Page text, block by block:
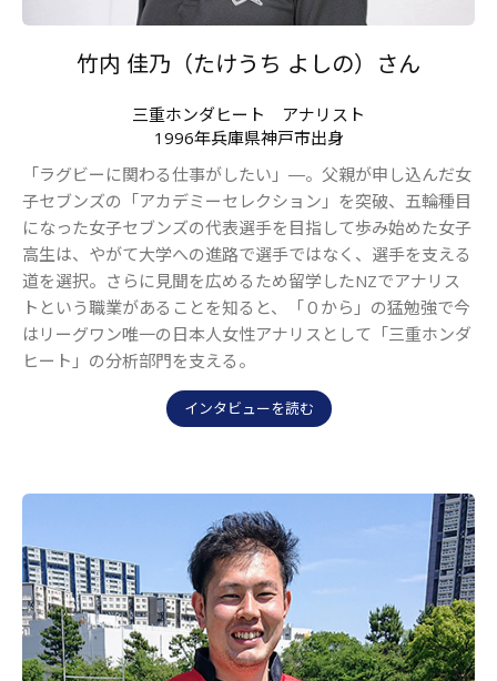
竹内 佳乃（たけうち よしの）さん
三重ホンダヒート アナリスト
1996年兵庫県神戸市出身
「ラグビーに関わる仕事がしたい」―。父親が申し込んだ女
子セブンズの「アカデミーセレクション」を突破、五輪種目
になった女子セブンズの代表選手を目指して歩み始めた女子
高生は、やがて大学への進路で選手ではなく、選手を支える
道を選択。さらに見聞を広めるため留学したNZでアナリス
トという職業があることを知ると、「０から」の猛勉強で今
はリーグワン唯一の日本人女性アナリスとして「三重ホンダ
ヒート」の分析部門を支える。
インタビューを読む